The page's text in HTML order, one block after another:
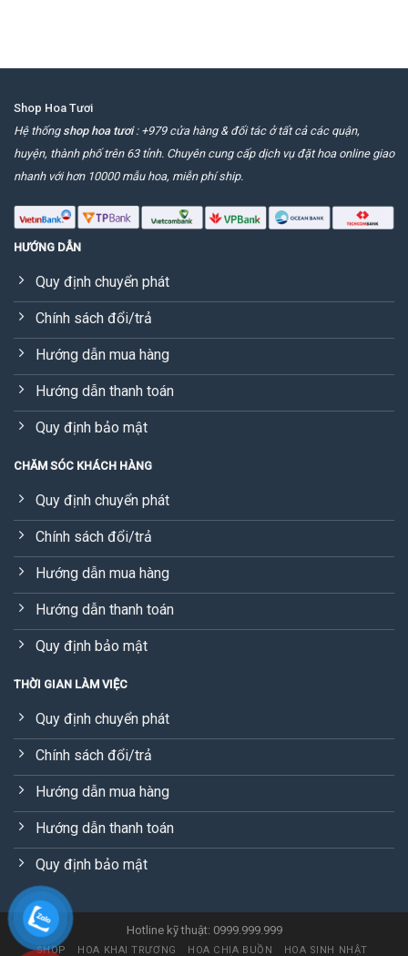
Shop Hoa Tươi
Hệ thống shop hoa tươi: +979 cửa hàng & đối tác ở tất cả các quận,
huyện, thành phố trên 63 tỉnh. Chuyên cung cấp dịch vụ đặt hoa online giao
nhanh với hơn 10000 mẫu hoa, miễn phí ship.
HƯỚNG DẪN
Quy định chuyển phát
Chính sách đổi/trả
Hướng dẫn mua hàng
Hướng dẫn thanh toán
Quy định bảo mật
CHĂM SÓC KHÁCH HÀNG
Quy định chuyển phát
Chính sách đổi/trả
Hướng dẫn mua hàng
Hướng dẫn thanh toán
Quy định bảo mật
THỜI GIAN LÀM VIỆC
Quy định chuyển phát
Chính sách đổi/trả
Hướng dẫn mua hàng
Hướng dẫn thanh toán
Quy định bảo mật
Hotline kỹ thuật: 0999.999.999
SHOP HOA KHAI TRƯƠNG HOA CHIA BUỒN
HOA SINH NHẬT